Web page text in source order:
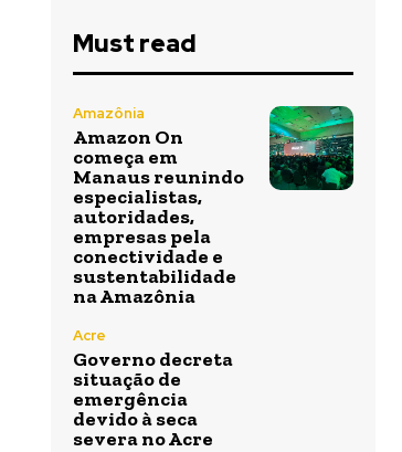
Must read
Amazônia
Amazon On
começa em
Manaus reunindo
especialistas,
autoridades,
empresas pela
conectividade e
sustentabilidade
na Amazônia
Acre
Governo decreta
situação de
emergência
devido à seca
severa no Acre